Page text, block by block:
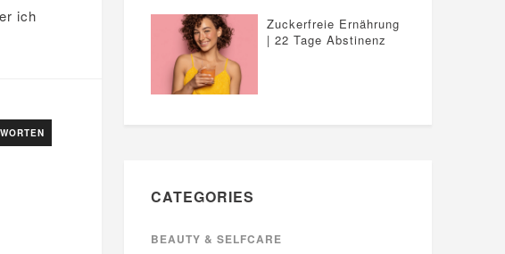
ich
Zuckerfreie Ernährung
| 22 Tage Abstinenz
CATEGORIES
BEAUTY & SELFCARE